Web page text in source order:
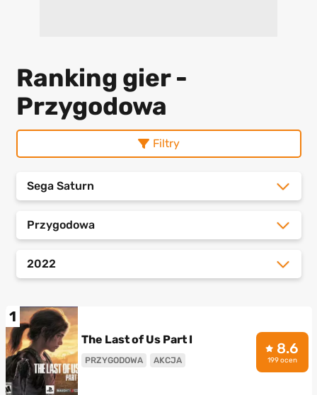
Ranking gier -
Przygodowa
Filtry
Sega Saturn
Przygodowa
2022
1
The Last of Us Part I
PRZYGODOWA AKCJA
8.6
199 ocen